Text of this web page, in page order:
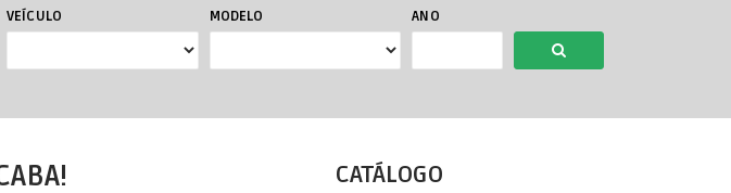
VEÍCULO MODELO ANO
CATÁLOGO